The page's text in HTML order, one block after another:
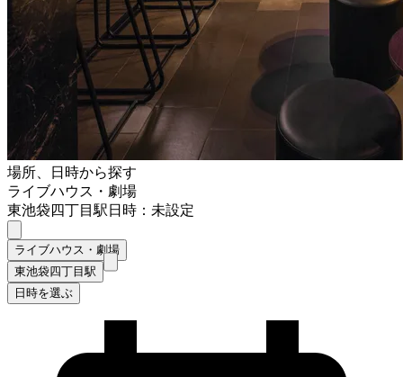
場所、日時から探す
ライブハウス・劇場
東池袋四丁目駅日時：未設定
ライブハウス・劇場
東池袋四丁目駅
日時を選ぶ